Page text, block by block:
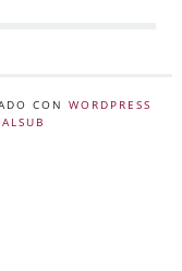
CON WORDPRESS